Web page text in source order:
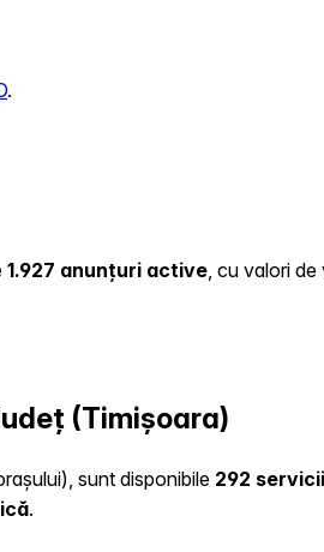
.
1.927 anunțuri active , cu valori
(Timișoara)
sunt disponibile 292
.